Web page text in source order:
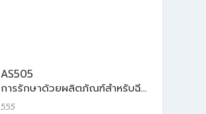
AS505
การรักษาด้วยผลิตภัณฑ์สำหรับฉีด
ในเวชศาสตร์ความงาม
555